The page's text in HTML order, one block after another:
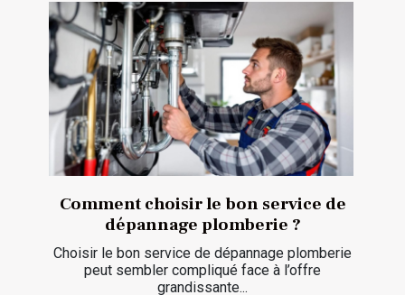
Comment choisir le bon service de
dépannage plomberie ?
Choisir le bon service de dépannage plomberie
peut sembler compliqué face à l’offre
grandissante...